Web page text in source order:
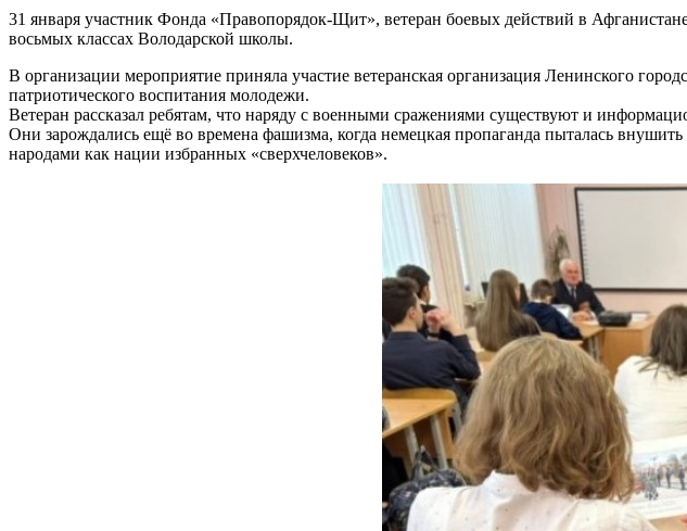
31 января участник Фонда «Правопорядок-Щит», ветеран боевых действий в
восьмых классах Володарской школы.
В организации мероприятие приняла участие ветеранская организация Ленинского
патриотического воспитания молодежи.
Ветеран рассказал ребятам, что наряду с военными сражениями существуют и
Они зарождались ещё во времена фашизма, когда немецкая пропаганда пыталась
народами как нации избранных «сверхчеловеков».